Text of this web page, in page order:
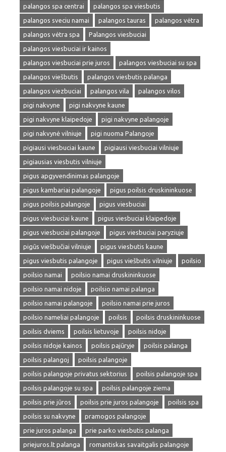
palangos spa centrai
palangos spa viesbutis
palangos sveciu namai
palangos tauras
palangos vėtra
palangos vėtra spa
Palangos viesbuciai
palangos viesbuciai ir kainos
palangos viesbuciai prie juros
palangos viesbuciai su spa
palangos viešbutis
palangos viesbutis palanga
palangos viezbuciai
palangos vila
palangos vilos
pigi nakvyne
pigi nakvyne kaune
pigi nakvyne klaipedoje
pigi nakvyne palangoje
pigi nakvynė vilniuje
pigi nuoma Palangoje
pigiausi viesbuciai kaune
pigiausi viesbuciai vilniuje
pigiausias viesbutis vilniuje
pigus apgyvendinimas palangoje
pigus kambariai palangoje
pigus poilsis druskininkuose
pigus poilsis palangoje
pigus viesbuciai
pigus viesbuciai kaune
pigus viesbuciai klaipedoje
pigus viesbuciai palangoje
pigus viesbuciai paryziuje
pigūs viešbučiai vilniuje
pigus viesbutis kaune
pigus viesbutis palangoje
pigus viešbutis vilniuje
poilsio
poilsio namai
poilsio namai druskininkuose
poilsio namai nidoje
poilsio namai palanga
poilsio namai palangoje
poilsio namai prie juros
poilsio nameliai palangoje
poilsis
poilsis druskininkuose
poilsis dviems
poilsis lietuvoje
poilsis nidoje
poilsis nidoje kainos
poilsis pajūryje
poilsis palanga
poilsis palangoj
poilsis palangoje
poilsis palangoje privatus sektorius
poilsis palangoje spa
poilsis palangoje su spa
poilsis palangoje ziema
poilsis prie jūros
poilsis prie juros palangoje
poilsis spa
poilsis su nakvyne
pramogos palangoje
prie juros palanga
prie parko viesbutis palanga
priejuros.lt palanga
romantiskas savaitgalis palangoje